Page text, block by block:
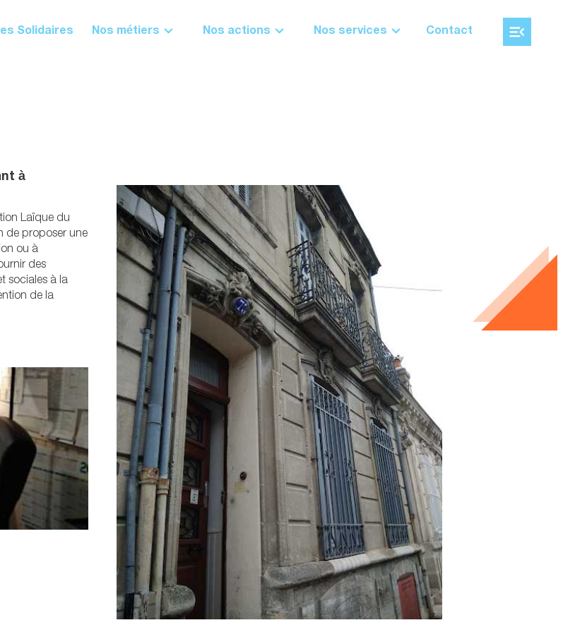
Solidaires Nos métiers Nos actions Nos services Contact
à
Laïque du
de proposer une
ou à
des
sociales à la
de la